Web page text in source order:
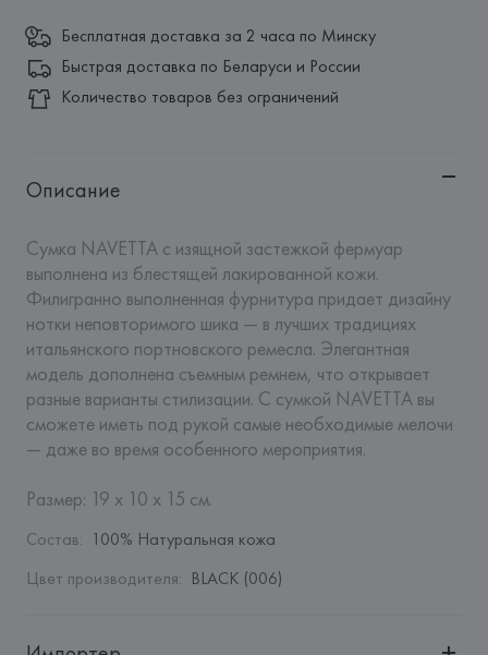
Бесплатная доставка за 2 часа по Минску
Быстрая доставка по Беларуси и России
Количество товаров без ограничений
Описание
Сумка NAVETTA с изящной застежкой фермуар
выполнена из блестящей лакированной кожи.
Филигранно выполненная фурнитура придает дизайну
нотки неповторимого шика — в лучших традициях
итальянского портновского ремесла. Элегантная
модель дополнена съемным ремнем, что открывает
разные варианты стилизации. С сумкой NAVETTA вы
сможете иметь под рукой самые необходимые мелочи
— даже во время особенного мероприятия.
Размер: 19 х 10 х 15 см.
Состав: 100% Натуральная кожа
Цвет производителя: BLACK (006)